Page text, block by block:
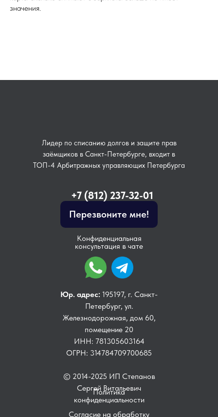
значения.
Политика
конфиденциальности
Согласие на обработку
Лидер по списанию долгов и защите прав
заёмщиков в Санкт-Петербурге, входит в
ТОП-4 Арбитражных управляющих Петербурга
Конфиденциальная
консультация в чате
Перезвоните мне!
+7 (812) 237-32-01
Юр. адрес: 195197, г. Санкт-
Петербург, ул.
Железнодорожная, дом 60,
помещение 20
ИНН: 781305603164
ОГРН: 314784709700685
© 2014-2025 ИП Степанов
Сергей Витальевич